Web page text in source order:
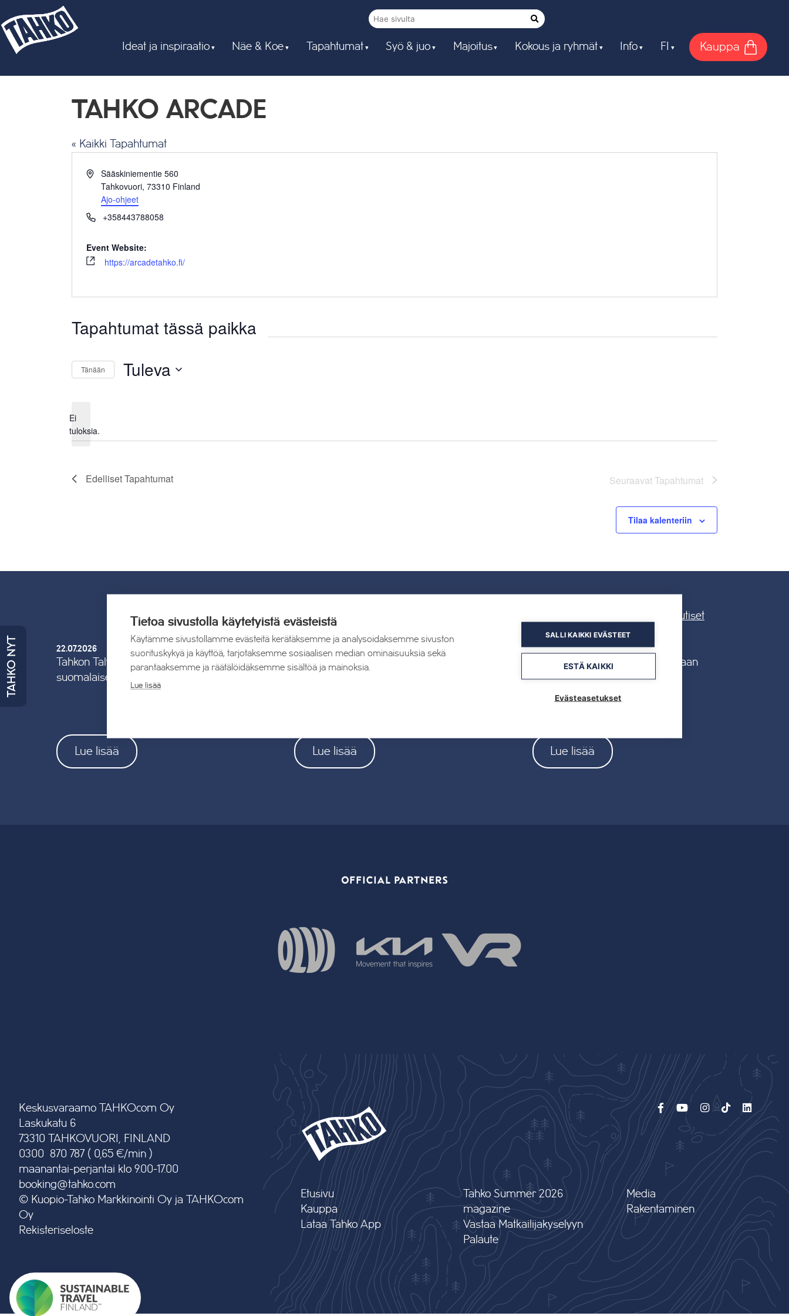
Ideat ja inspiraatio Näe & Koe Tapahtumat Syö & juo Majoitus Kokous ja ryhmät Info FI Kauppa
TAHKO NYT
TAHKO ARCADE
« Kaikki Tapahtumat
OsoiteSääskiniementie 560
Tahkovuori, 73310 Finland
Ajo-ohjeet
Puhelin+358443788058
Event Website:
https://arcadetahko.fi/
Tapahtumat tässä paikka
Notice
Ei
tuloksia.
Tänään Tuleva
EdellisetTapahtumat SeuraavatTapahtumat
Tilaa kalenteriin
Kaikki uutiset
22.07.2026
Tahkon Talviteatterissa nauretaan
suomalaiselle arjelle
Lue lisää
19.05.2026
TAHKOcom palkittiin Vuoden
Lue lisää
19.05.2026
Tahkon reitistöjen opastus uusitaan
kokonaan kesällä 2026
Lue lisää
OFFICIAL PARTNERS
Keskusvaraamo TAHKOcom Oy
Laskukatu 6
73310 TAHKOVUORI, FINLAND
0300 870 787 ( 0,65 €/min )
maanantai-perjantai klo 9.00-17.00
booking@tahko.com
© Kuopio-Tahko Markkinointi Oy ja TAHKOcom
Oy
Rekisteriseloste
Etusivu
Kauppa
Lataa Tahko App
Tahko Summer 2026
magazine
Vastaa Matkailijakyselyyn
Palaute
Media
Rakentaminen
Tietoa sivustolla käytetyistä evästeistä
Käytämme sivustollamme evästeitä kerätäksemme ja analysoidaksemme sivuston
suorituskykyä ja käyttöä, tarjotaksemme sosiaalisen median ominaisuuksia sekä
parantaaksemme ja räätälöidäksemme sisältöä ja mainoksia.
Lue lisää
SALLI KAIKKI EVÄSTEET
ESTÄ KAIKKI
Evästeasetukset